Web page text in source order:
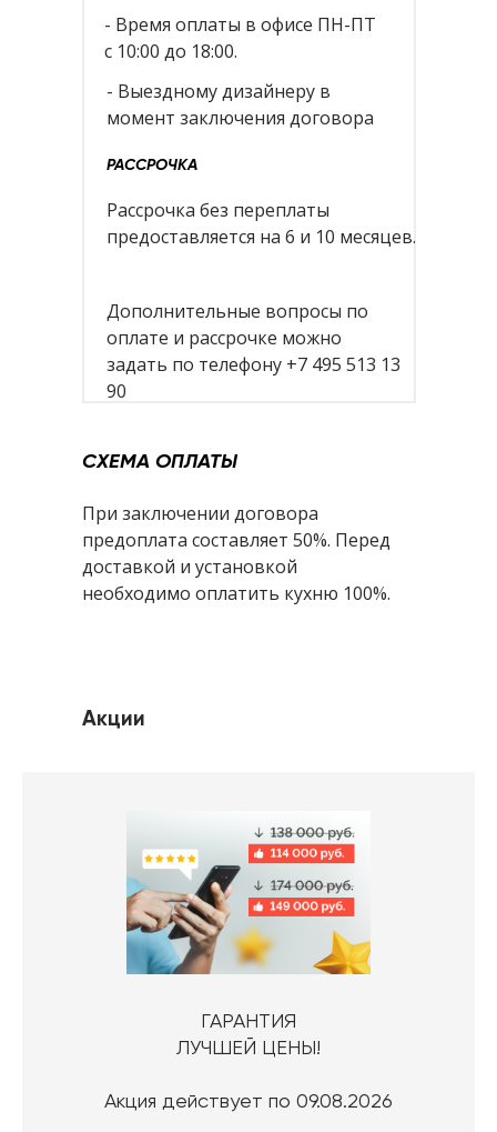
- Выездному дизайнеру в
момент заключения договора
- Время оплаты в офисе ПН-ПТ
с 10:00 до 18:00.
РАССРОЧКА
Рассрочка без переплаты
предоставляется на 6 и 10 месяцев.
Дополнительные вопросы по
оплате и рассрочке можно
задать по телефону +7 495 513 13
90
СХЕМА ОПЛАТЫ
При заключении договора
предоплата составляет 50%. Перед
доставкой и установкой
необходимо оплатить кухню 100%.
Акции
ГАРАНТИЯ
ЛУЧШЕЙ ЦЕНЫ!
Акция действует по 09.08.2026